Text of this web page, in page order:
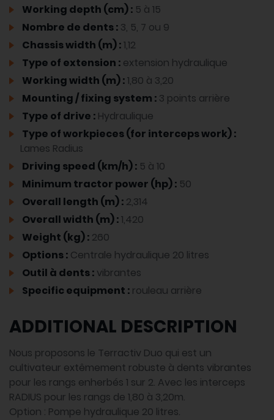
Working depth (cm) : 5 à 15
Nombre de dents : 3, 5, 7 ou 9
Chassis width (m) :1,12
Type of extension : extension hydraulique
Working width (m) :1,80 à 3,20
Mounting / fixing system : 3 points arrière
Type of drive : Hydraulique
Type of workpieces (for interceps work) :
Lames Radius
Driving speed (km/h) : 5 à 10
Minimum tractor power (hp) : 50
Overall length (m) : 2,314
Overall width (m) :1,420
Weight (kg) : 260
Options : Centrale hydraulique 20 litres
Outil à dents : vibrantes
Specific equipment : rouleau arrière
ADDITIONAL DESCRIPTION
Nous proposons le Terractiv Duo qui est un
cultivateur extêmement robuste à dents vibrantes
pour les rangs enherbés 1 sur 2. Avec les interceps
RADIUS pour les rangs de 1,80 à 3,20m.
Option : Pompe hydraulique 20 litres.